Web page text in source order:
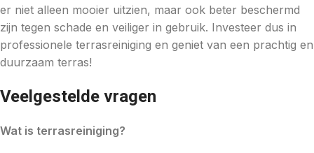
er niet alleen mooier uitzien, maar ook beter beschermd
zijn tegen schade en veiliger in gebruik. Investeer dus in
professionele terrasreiniging en geniet van een prachtig en
duurzaam terras!
Veelgestelde vragen
Wat is terrasreiniging?